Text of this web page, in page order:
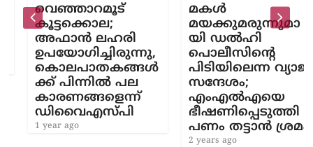
വെഞ്ഞാറമൂട്
കൂട്ടക്കൊല;
അഫാൻ ലഹരി
ഉപയോഗിച്ചിരുന്നു,
കൊലപാതകങ്ങൾ
ക്ക് പിന്നിൽ പല
കാരണങ്ങളെന്ന്
ഡിവൈഎസ്‍പി
1 year ago
മകൾ
മയക്കുമരുന്നുമാ
യി ഡൽഹി
പൊലീസിന്‍റെ
പിടിയിലെന്ന വ്യാജ
സന്ദേശം;
എംഎൽഎയെ
ഭീഷണിപ്പെടുത്തി
പണം തട്ടാൻ ശ്രമം
2 years ago